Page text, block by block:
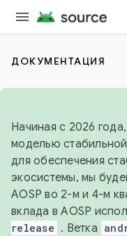
ДОКУМЕНТАЦИЯ
Начиная с 2026
моделью
для обеспечения
экосистемы, мы
AOSP во 2-м и 4-м
вклада в AOSP
release . Ветка